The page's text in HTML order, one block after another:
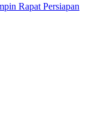
Rapat Persiapan